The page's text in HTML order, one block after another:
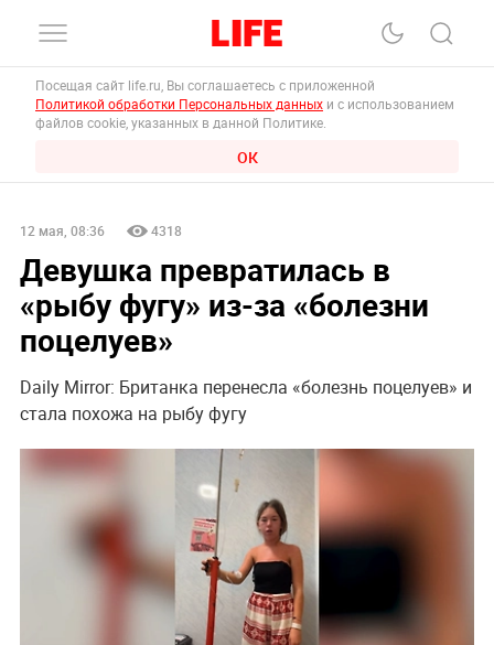
Посещая сайт life.ru, Вы соглашаетесь с приложенной
Политикой обработки Персональных данных и с использованием
файлов cookie, указанных в данной Политике.
ОК
12 мая, 08:36 4318
Девушка превратилась в
«рыбу фугу» из-за «болезни
поцелуев»
Daily Mirror: Британка перенесла «болезнь поцелуев» и
стала похожа на рыбу фугу